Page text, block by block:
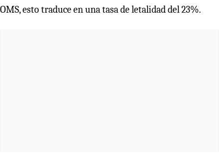
OMS, esto traduce en una tasa de letalidad del 23%.